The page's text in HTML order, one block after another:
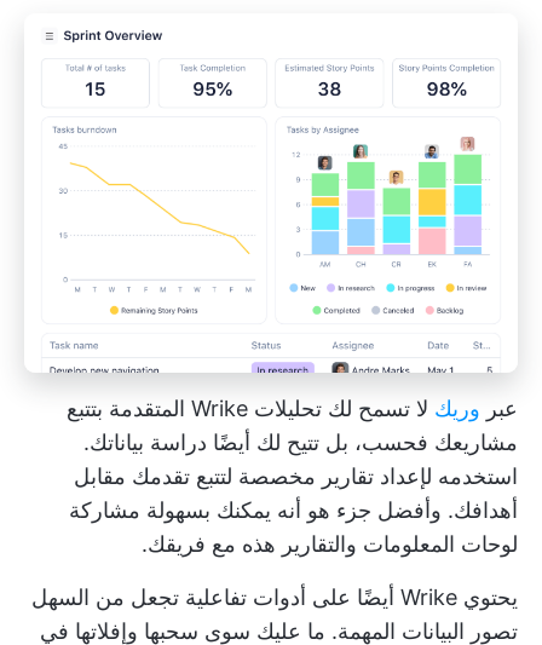
عبر وريك
لا تسمح لك تحليلات Wrike المتقدمة بتتبع
مشاريعك فحسب، بل تتيح لك أيضًا دراسة بياناتك.
استخدمه لإعداد تقارير مخصصة لتتبع تقدمك مقابل
أهدافك. وأفضل جزء هو أنه يمكنك بسهولة مشاركة
لوحات المعلومات والتقارير هذه مع فريقك.
يحتوي Wrike أيضًا على أدوات تفاعلية تجعل من السهل
تصور البيانات المهمة. ما عليك سوى سحبها وإفلاتها في